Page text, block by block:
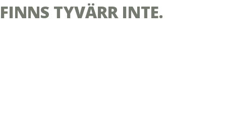
FINNS TYVÄRR INTE.